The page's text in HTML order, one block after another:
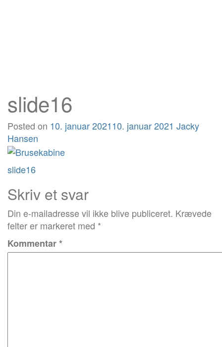
slide16
Posted on 10. januar 202110. januar 2021 Jacky
Hansen
Post
navigation
slide16
Skriv et svar
Din e-mailadresse vil ikke blive publiceret. Krævede
felter er markeret med *
Kommentar*